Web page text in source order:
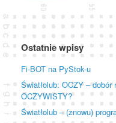
Ostatnie wpisy
Fi-BOT na PyStok-u
Światłolub: OCZY –
OCZYWISTY?
Światłolub – (znowu)